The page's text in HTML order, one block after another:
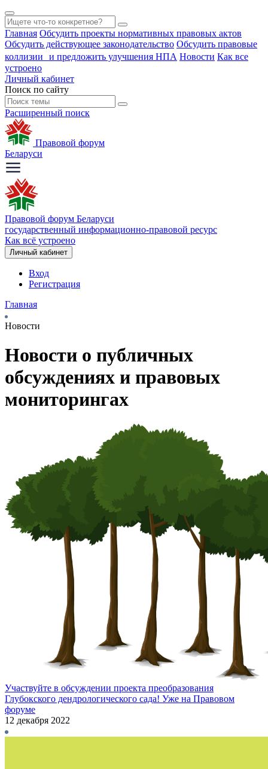
Главная Обсудить проекты нормативных правовых актов
Обсудить действующее законодательство Обсудить правовые
коллизии и предложить улучшения НПА Новости Как все
устроено
Личный кабинет
Поиск по сайту
Расширенный поиск
Правовой форум
Беларуси
Правовой форум Беларуси
государственный информационно-правовой ресурс
Как всё устроено
Личный кабинет
Вход
Регистрация
Главная
Новости
Новости о публичных
обсуждениях и правовых
мониторингах
Участвуйте в обсуждении проекта преобразования
Глубокского дендрологического сада! Уже на Правовом
форуме
12 декабря 2022